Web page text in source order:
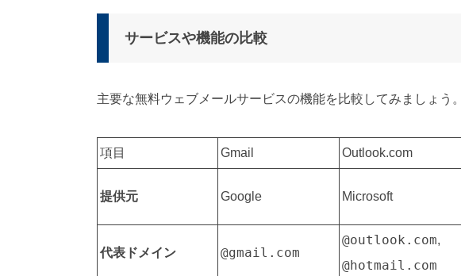
サービスや機能の比較
主要な無料ウェブメールサービスの機能を比較してみましょう。
項目 Gmail Outlook.com
提供元 Google Microsoft
代表ドメイン @gmail.com
@outlook.com,
@hotmail.com